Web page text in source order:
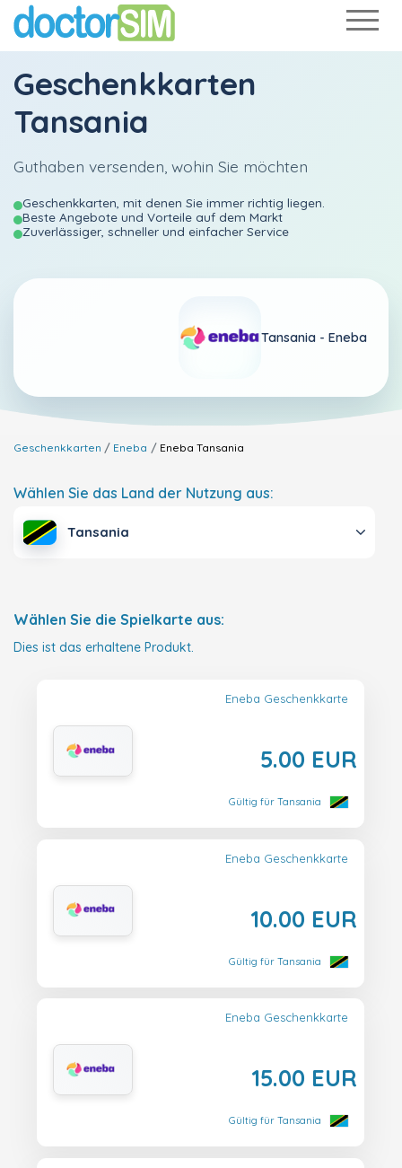
Geschenkkarten
Tansania
Guthaben versenden, wohin Sie möchten
Geschenkkarten, mit denen Sie immer richtig liegen.
Beste Angebote und Vorteile auf dem Markt
Zuverlässiger, schneller und einfacher Service
Tansania - Eneba
Geschenkkarten Eneba Eneba Tansania
Wählen Sie das Land der Nutzung aus:
Tansania
Wählen Sie die Spielkarte aus:
Dies ist das erhaltene Produkt.
Eneba Geschenkkarte
5.00 EUR
Gültig für Tansania
Eneba Geschenkkarte
10.00 EUR
Gültig für Tansania
Eneba Geschenkkarte
15.00 EUR
Gültig für Tansania